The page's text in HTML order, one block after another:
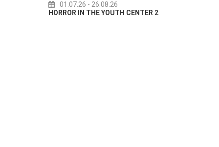
01.07.26 - 26.08.26
HORROR IN THE YOUTH CENTER 2